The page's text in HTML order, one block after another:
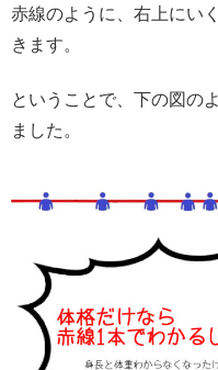
赤線のように、右上にい
きます。
ということで、下の図の
ました。